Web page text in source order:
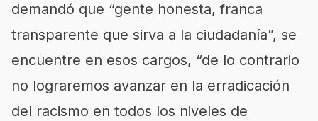
demandó que “gente honesta, franca
transparente que sirva a la ciudadanía”, se
encuentre en esos cargos, “de lo contrario
no lograremos avanzar en la erradicación
del racismo en todos los niveles de